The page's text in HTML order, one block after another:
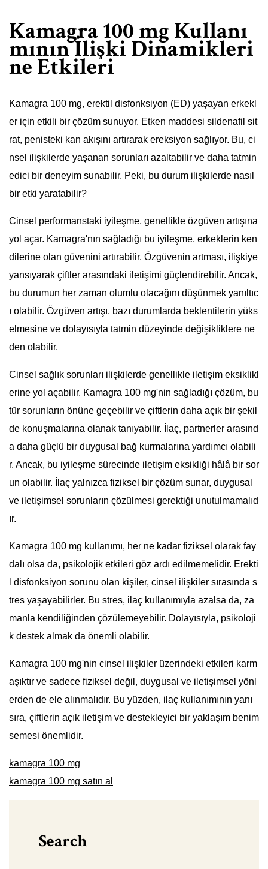
Kamagra 100 mg Kullanı
mının İlişki Dinamikleri
ne Etkileri
Kamagra 100 mg, erektil disfonksiyon (ED) yaşayan erkekl
er için etkili bir çözüm sunuyor. Etken maddesi sildenafil sit
rat, penisteki kan akışını artırarak ereksiyon sağlıyor. Bu, ci
nsel ilişkilerde yaşanan sorunları azaltabilir ve daha tatmin
edici bir deneyim sunabilir. Peki, bu durum ilişkilerde nasıl
bir etki yaratabilir?
Cinsel performanstaki iyileşme, genellikle özgüven artışına
yol açar. Kamagra'nın sağladığı bu iyileşme, erkeklerin ken
dilerine olan güvenini artırabilir. Özgüvenin artması, ilişkiye
yansıyarak çiftler arasındaki iletişimi güçlendirebilir. Ancak,
bu durumun her zaman olumlu olacağını düşünmek yanıltıc
ı olabilir. Özgüven artışı, bazı durumlarda beklentilerin yüks
elmesine ve dolayısıyla tatmin düzeyinde değişikliklere ne
den olabilir.
Cinsel sağlık sorunları ilişkilerde genellikle iletişim eksiklikl
erine yol açabilir. Kamagra 100 mg'nin sağladığı çözüm, bu
tür sorunların önüne geçebilir ve çiftlerin daha açık bir şekil
de konuşmalarına olanak tanıyabilir. İlaç, partnerler arasınd
a daha güçlü bir duygusal bağ kurmalarına yardımcı olabili
r. Ancak, bu iyileşme sürecinde iletişim eksikliği hâlâ bir sor
un olabilir. İlaç yalnızca fiziksel bir çözüm sunar, duygusal
ve iletişimsel sorunların çözülmesi gerektiği unutulmamalıd
ır.
Kamagra 100 mg kullanımı, her ne kadar fiziksel olarak fay
dalı olsa da, psikolojik etkileri göz ardı edilmemelidir. Erekti
l disfonksiyon sorunu olan kişiler, cinsel ilişkiler sırasında s
tres yaşayabilirler. Bu stres, ilaç kullanımıyla azalsa da, za
manla kendiliğinden çözülemeyebilir. Dolayısıyla, psikoloji
k destek almak da önemli olabilir.
Kamagra 100 mg'nin cinsel ilişkiler üzerindeki etkileri karm
aşıktır ve sadece fiziksel değil, duygusal ve iletişimsel yönl
erden de ele alınmalıdır. Bu yüzden, ilaç kullanımının yanı
sıra, çiftlerin açık iletişim ve destekleyici bir yaklaşım benim
semesi önemlidir.
kamagra 100 mg
kamagra 100 mg satın al
Search